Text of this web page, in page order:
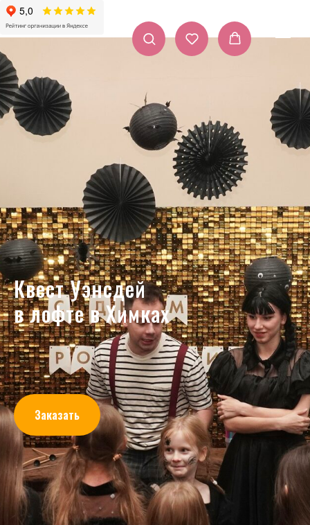
Квест Уэнсдей
в лофте в Химках
Заказать